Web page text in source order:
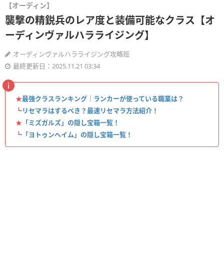
【オーディン】
襲撃の精鋭兵のレア度と装備可能なクラス【オ
ーディンヴァルハラライジング】
オーディンヴァルハラライジング攻略班
最終更新日：2025.11.21 03:34
★最強クラスランキング｜ランカーが使っている職業は？
┗リセマラはするべき？最速リセマラ方法紹介！
★ 「ミズガルズ」の隠し宝箱一覧！
┗ 「ヨトゥンヘイム」の隠し宝箱一覧！